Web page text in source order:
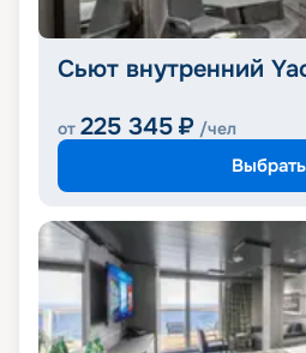
Сьют внутренний
от 225 345 ₽ /чел
Выбрать